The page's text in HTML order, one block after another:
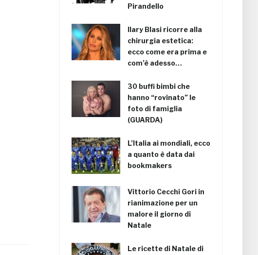
Pirandello
Ilary Blasi ricorre alla
chirurgia estetica:
ecco come era prima e
com’è adesso…
30 buffi bimbi che
hanno “rovinato” le
foto di famiglia
(GUARDA)
L’Italia ai mondiali, ecco
a quanto è data dai
bookmakers
Vittorio Cecchi Gori in
rianimazione per un
malore il giorno di
Natale
Le ricette di Natale di